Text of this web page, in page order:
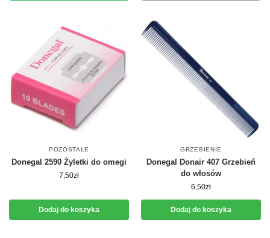
POZOSTAŁE
Donegal 2590 Żyletki do omegi
7,50zł
Dodaj do koszyka
GRZEBIENIE
Donegal Donair 407 Grzebień
do włosów
6,50zł
Dodaj do koszyka